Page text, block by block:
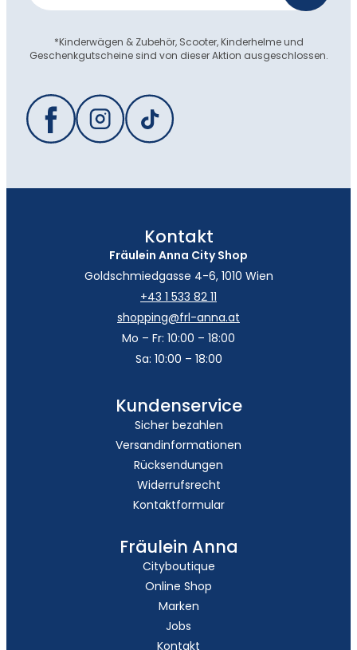
*Kinderwägen & Zubehör, Scooter, Kinderhelme und
Geschenkgutscheine sind von dieser Aktion ausgeschlossen.
Kontakt
Fräulein Anna City Shop
Goldschmiedgasse 4-6, 1010 Wien
+43 1 533 82 11
shopping@frl-anna.at
Mo – Fr: 10:00 – 18:00
Sa: 10:00 – 18:00
Kundenservice
Sicher bezahlen
Versandinformationen
Rücksendungen
Widerrufsrecht
Kontaktformular
Fräulein Anna
Cityboutique
Online Shop
Marken
Jobs
Kontakt